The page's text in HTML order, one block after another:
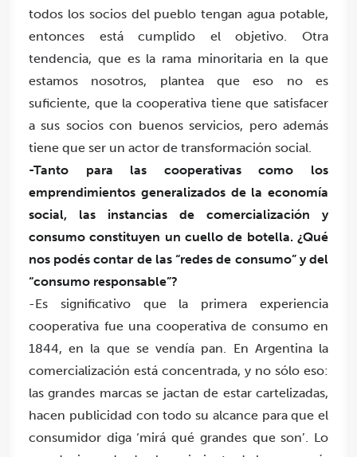
todos los socios del pueblo tengan agua potable,
entonces está cumplido el objetivo. Otra
tendencia, que es la rama minoritaria en la que
estamos nosotros, plantea que eso no es
suficiente, que la cooperativa tiene que satisfacer
a sus socios con buenos servicios, pero además
tiene que ser un actor de transformación social.
-Tanto para las cooperativas como los
emprendimientos generalizados de la economía
social, las instancias de comercialización y
consumo constituyen un cuello de botella. ¿Qué
nos podés contar de las “redes de consumo” y del
“consumo responsable”?
-Es significativo que la primera experiencia
cooperativa fue una cooperativa de consumo en
1844, en la que se vendía pan. En Argentina la
comercialización está concentrada, y no sólo eso:
las grandes marcas se jactan de estar cartelizadas,
hacen publicidad con todo su alcance para que el
consumidor diga ‘mirá qué grandes que son’. Lo